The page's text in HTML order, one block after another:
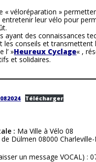
« véloréparation »
entretenir leur vélo pour
ayant des connaissances
les conseils et transmettent
l’ »Heureux Cyclage« ,
et solidaires.
Télécharger
: Ma Ville à Vélo 08
Dülmen 08000
un message VOCAL) :